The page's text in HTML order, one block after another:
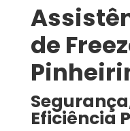
de
Eficiência